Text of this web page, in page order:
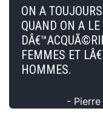
ON A
QUAND ON A
FEMMES ET
HOMMES.
-